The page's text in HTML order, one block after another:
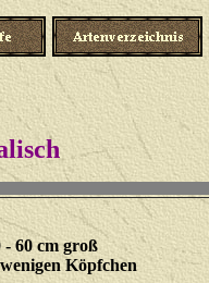
- 60 cm groß
Köpfchen